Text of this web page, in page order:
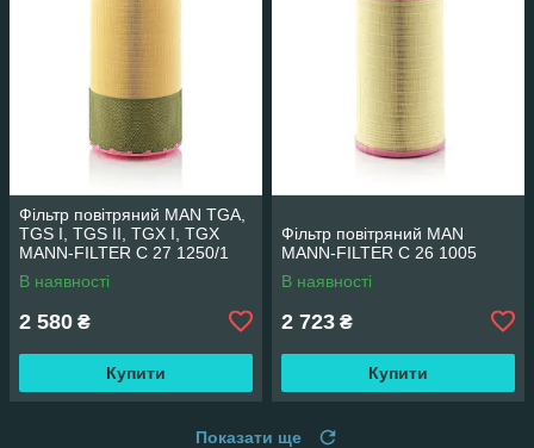
Фільтр повітряний MAN TGA,
TGS I, TGS II, TGX I, TGX
MANN-FILTER C 27 1250/1
В наявності
2 580 ₴
Купити
Фільтр повітряний MAN
MANN-FILTER C 26 1005
В наявності
2 723 ₴
Купити
Показати ще